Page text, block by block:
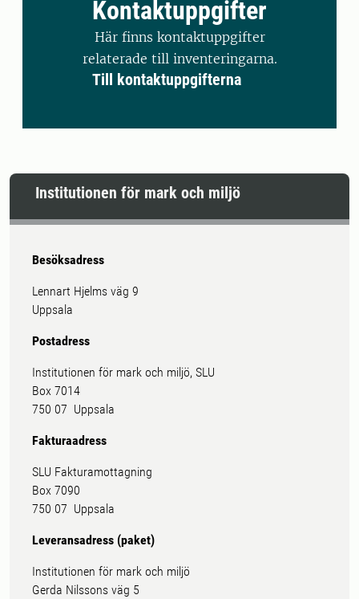
Kontaktuppgifter
Här finns kontaktuppgifter
relaterade till inventeringarna.
Till kontaktuppgifterna
Institutionen för mark och miljö
Besöksadress
Lennart Hjelms väg 9
Uppsala
Postadress
Institutionen för mark och miljö, SLU
Box 7014
750 07 Uppsala
Fakturaadress
SLU Fakturamottagning
Box 7090
750 07 Uppsala
Leveransadress (paket)
Institutionen för mark och miljö
Gerda Nilssons väg 5